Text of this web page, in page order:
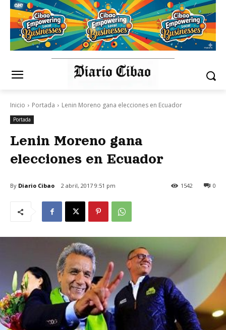
Inicio Portada Lenin Moreno gana elecciones en Ecuador
Portada
Lenin Moreno gana
elecciones en Ecuador
By Diario Cibao 2 abril, 2017 9:51 pm 0
1542